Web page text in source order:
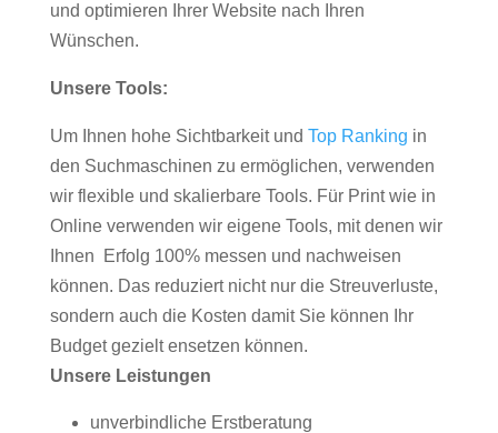
und optimieren Ihrer Website nach Ihren
Wünschen.
Unsere Tools:
Um Ihnen hohe Sichtbarkeit und Top Ranking in
den Suchmaschinen zu ermöglichen, verwenden
wir flexible und skalierbare Tools. Für Print wie in
Online verwenden wir eigene Tools, mit denen wir
Ihnen Erfolg 100% messen und nachweisen
können. Das reduziert nicht nur die Streuverluste,
sondern auch die Kosten damit Sie können Ihr
Budget gezielt ensetzen können.
Unsere Leistungen
unverbindliche Erstberatung